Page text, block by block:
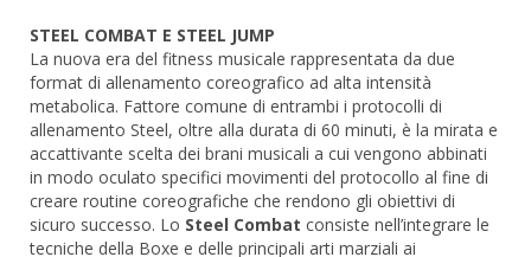
STEEL COMBAT E STEEL JUMP
La nuova era del fitness musicale rappresentata da due
format di allenamento coreografico ad alta intensità
metabolica. Fattore comune di entrambi i protocolli di
allenamento Steel, oltre alla durata di 60 minuti, è la mirata e
accattivante scelta dei brani musicali a cui vengono abbinati
in modo oculato specifici movimenti del protocollo al fine di
creare routine coreografiche che rendono gli obiettivi di
sicuro successo. Lo Steel Combat consiste nell’integrare le
tecniche della Boxe e delle principali arti marziali ai